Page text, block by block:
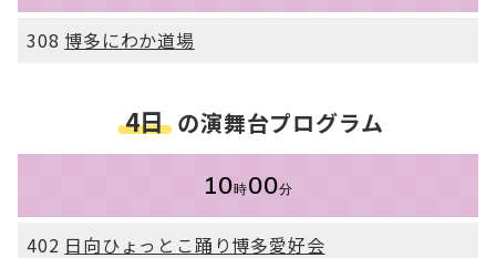
308 博多にわか道場
4日 の演舞台プログラム
10時00分
402 日向ひょっとこ踊り博多愛好会